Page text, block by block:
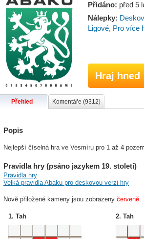
Přidáno: před 5
Nálepky:
Ligové, Pro více
Hraj hned
Přehled Komentáře (9312)
Popis
Nejlepší číselná hra ve Vesmíru pro 1 až 4
Pravidla hry (psáno jazykem 19. století)
Pravidla hry
Velká pravidla Abaku pro deskovou verzi hry
Nově přiložené kameny jsou zobrazeny červeně.
1. Tah 2. Tah